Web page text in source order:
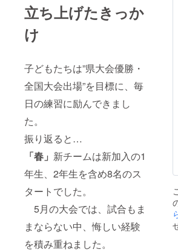
立ち上げたきっか
け
子どもたちは”県大会優勝・
全国大会出場”を目標に、毎
日の練習に励んできまし
た。
振り返ると…
「春」 新チームは新加入の1
年生、2年生を含め8名のス
タートでした。
5月の大会では、試合もま
まならない中、悔しい経験
を積み重ねました。